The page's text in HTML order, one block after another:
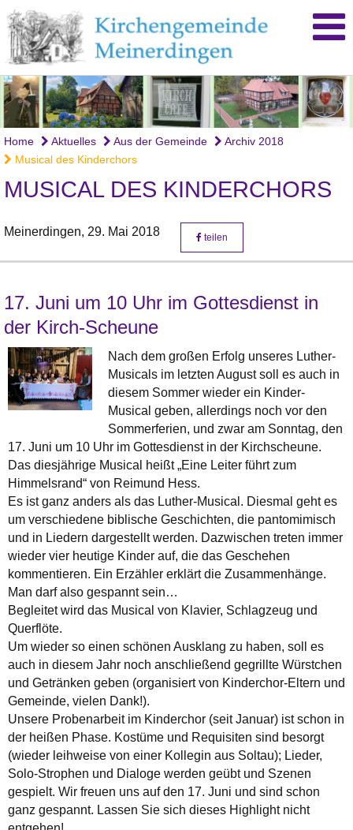
Home Aktuelles Aus der Gemeinde
Archiv 2018
Musical des Kinderchors
MUSICAL DES KINDERCHORS
Meinerdingen, 29. Mai 2018 teilen
17. Juni um 10 Uhr im Gottesdienst in
der Kirch-Scheune
Nach dem großen Erfolg unseres Luther-
Musicals im letzten August soll es auch in
diesem Sommer wieder ein Kinder-
Musical geben, allerdings noch vor den
Sommerferien, und zwar am Sonntag, den
17. Juni um 10 Uhr im Gottesdienst in der Kirchscheune.
Das diesjährige Musical heißt „Eine Leiter führt zum
Himmelsrand“ von Reimund Hess.
Es ist ganz anders als das Luther-Musical. Diesmal geht es
um verschiedene biblische Geschichten, die pantomimisch
und in Liedern dargestellt werden. Dazwischen treten immer
wieder vier heutige Kinder auf, die das Geschehen
kommentieren. Ein Erzähler erklärt die Zusammenhänge.
Man darf also gespannt sein…
Begleitet wird das Musical von Klavier, Schlagzeug und
Querflöte.
Um wieder so einen schönen Ausklang zu haben, soll es
auch in diesem Jahr noch anschließend gegrillte Würstchen
und Getränken geben (organisiert von Kinderchor-Eltern und
Gemeinde, vielen Dank!).
Unsere Probenarbeit im Kinderchor (seit Januar) ist schon in
der heißen Phase. Kostüme und Requisiten sind besorgt
(wieder leihweise von einer Kollegin aus Soltau); Lieder,
Solo-Strophen und Dialoge werden geübt und Szenen
gespielt. Wir freuen uns auf den 17. Juni und sind schon
ganz gespannt. Lassen Sie sich dieses Highlight nicht